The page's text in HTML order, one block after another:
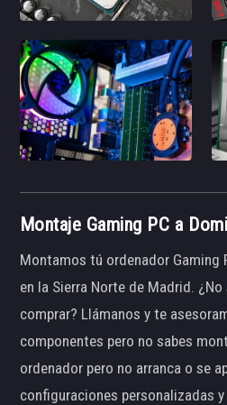
Montaje Gaming PC a
Montamos tú ordenador Gaming
en la Sierra Norte de Madrid.
comprar? Llámanos y te
componentes pero no sabes
ordenador pero no arranca o se
configuraciones personalizadas